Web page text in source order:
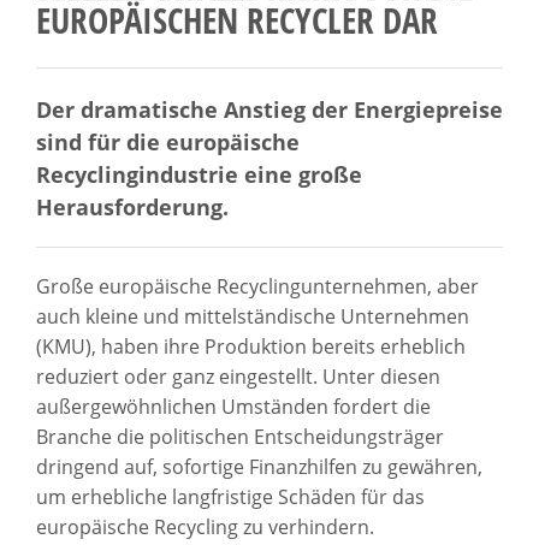
EUROPÄISCHEN RECYCLER DAR
Der dramatische Anstieg der Energiepreise
sind für die europäische
Recyclingindustrie eine große
Herausforderung.
Große europäische Recyclingunternehmen, aber
auch kleine und mittelständische Unternehmen
(KMU), haben ihre Produktion bereits erheblich
reduziert oder ganz eingestellt. Unter diesen
außergewöhnlichen Umständen fordert die
Branche die politischen Entscheidungsträger
dringend auf, sofortige Finanzhilfen zu gewähren,
um erhebliche langfristige Schäden für das
europäische Recycling zu verhindern.